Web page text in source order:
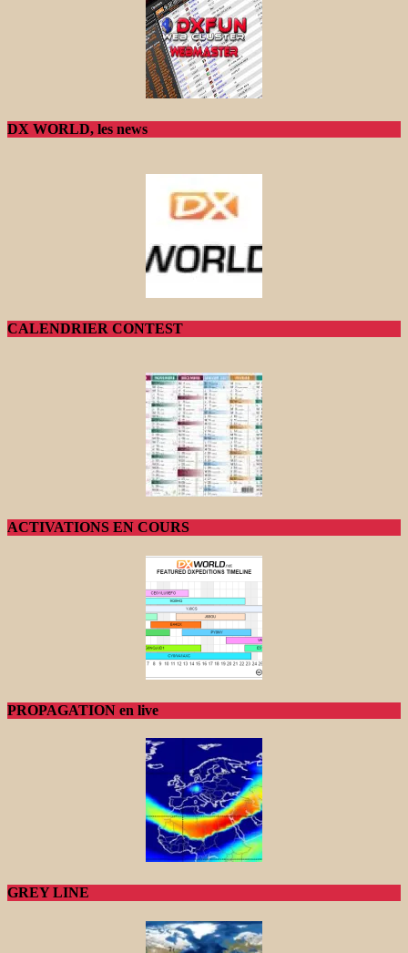
DX WORLD, les news
CALENDRIER CONTEST
ACTIVATIONS EN COURS
PROPAGATION en live
GREY LINE